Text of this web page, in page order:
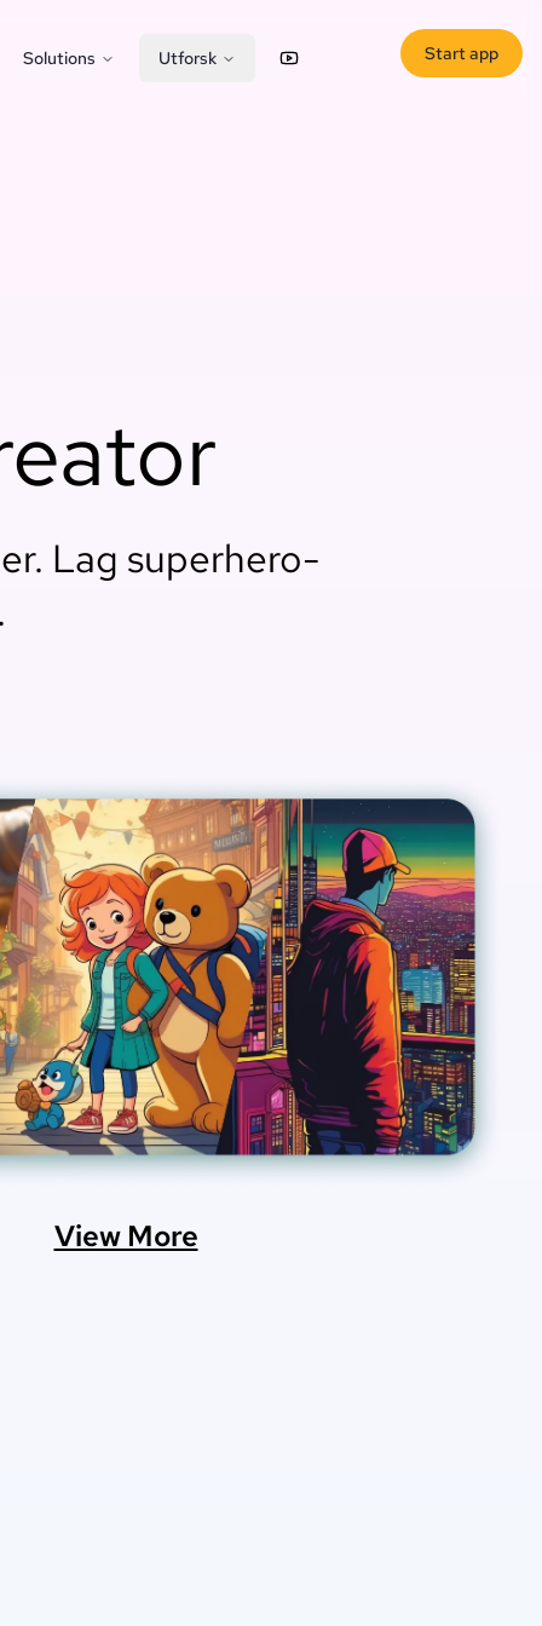
Solutions Utforsk YouTube X (Twitter)
Start app
Lag superhero-
View More